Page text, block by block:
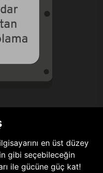
en üst düzey
gibi seçebileceğin
ile gücüne güç kat!